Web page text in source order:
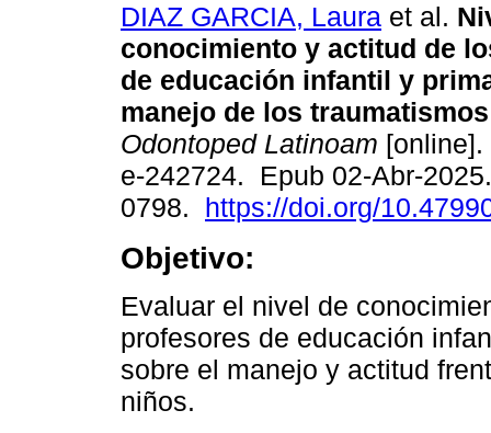
DIAZ GARCIA, Laura et al.
conocimiento y actitud de
de educación infantil y
manejo de los
Odontoped Latinoam
e-242724. Epub 02-Abr-
0798. https://doi.org/
Objetivo:
Evaluar el nivel de
profesores de educación
sobre el manejo y actitud
niños.